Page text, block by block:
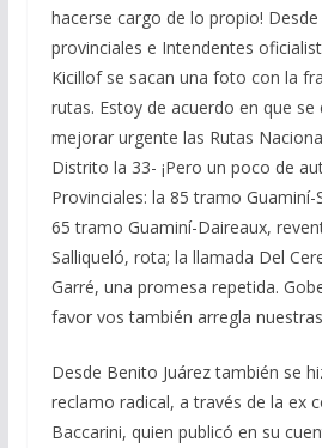
hacerse cargo de lo propio!
provinciales e Intendentes
Kicillof se sacan una foto con la
rutas. Estoy de acuerdo en que se
mejorar urgente las Rutas
Distrito la 33- ¡Pero un poco de
Provinciales: la 85 tramo Guaminí-
65 tramo Guaminí-Daireaux,
Salliqueló, rota; la llamada Del
Garré, una promesa repetida.
favor vos también arregla
Desde Benito Juárez también se
reclamo radical, a través de la ex
Baccarini, quien publicó en su